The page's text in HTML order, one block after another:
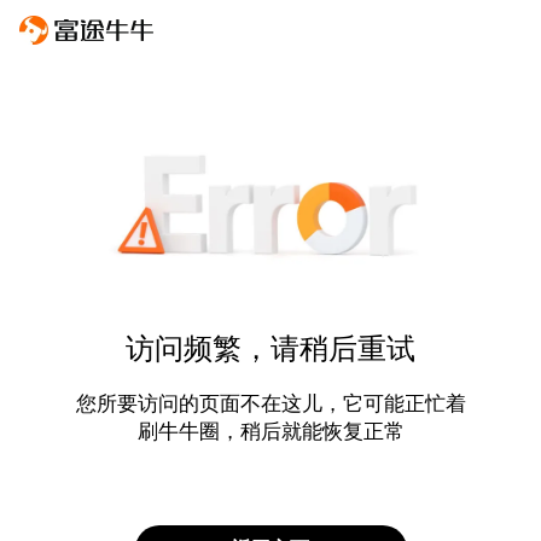
访问频繁，请稍后重试
您所要访问的页面不在这儿，它可能正忙着
刷牛牛圈，稍后就能恢复正常